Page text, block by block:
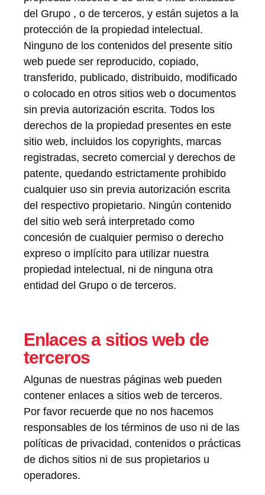
del Grupo , o de terceros, y están sujetos a la
protección de la propiedad intelectual.
Ninguno de los contenidos del presente sitio
web puede ser reproducido, copiado,
transferido, publicado, distribuido, modificado
o colocado en otros sitios web o documentos
sin previa autorización escrita. Todos los
derechos de la propiedad presentes en este
sitio web, incluidos los copyrights, marcas
registradas, secreto comercial y derechos de
patente, quedando estrictamente prohibido
cualquier uso sin previa autorización escrita
del respectivo propietario. Ningún contenido
del sitio web será interpretado como
concesión de cualquier permiso o derecho
expreso o implícito para utilizar nuestra
propiedad intelectual, ni de ninguna otra
entidad del Grupo o de terceros.
Enlaces a sitios web de
terceros
Algunas de nuestras páginas web pueden
contener enlaces a sitios web de terceros.
Por favor recuerde que no nos hacemos
responsables de los términos de uso ni de las
políticas de privacidad, contenidos o prácticas
de dichos sitios ni de sus propietarios u
operadores.